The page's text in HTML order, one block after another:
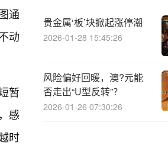
通
动
暂
感
时
贵金属‘板’块掀起涨停潮
2026-01-28 15:45:26
风险偏好回暖，澳?元能
否走出“U型反转”？
2026-01-26 07:30:26